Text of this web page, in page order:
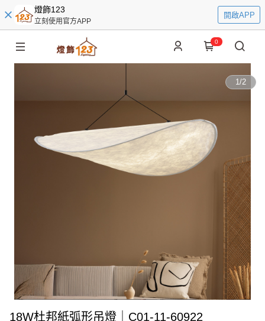
燈飾123
立刻使用官方APP
開啟APP
0
1/2
18W杜邦紙弧形吊燈｜C01-11-60922